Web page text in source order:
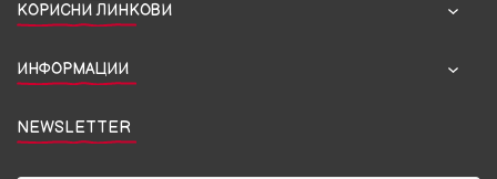
КОРИСНИ ЛИНКОВИ
ИНФОРМАЦИИ
NEWSLETTER